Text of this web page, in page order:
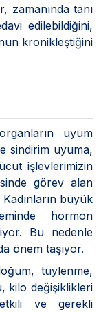
zamanında tanı
edilebildiğini,
kronikleştiğini
uyum
sindirim uyuma,
işlevlerimizin
görev alan
büyük
hormon
Bu nedenle
önem taşıyor.
tüylenme,
kilo değişiklikleri
ve gerekli